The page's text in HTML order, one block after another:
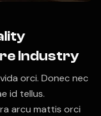
Industry
orci. Donec nec
id tellus.
arcu mattis orci